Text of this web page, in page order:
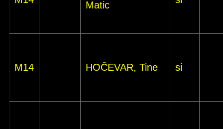
Matic
M14 HOČEVAR, Tine si